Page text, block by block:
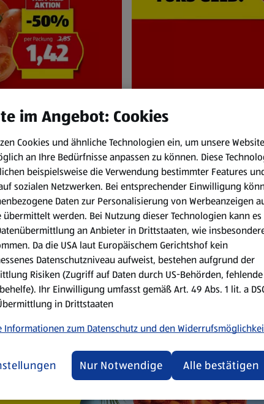
Sa. 8.8.
HOFER
Immer zum
im Angebot: Cookies
Cookies und ähnliche Technologien ein, um unsere Website
an Ihre Bedürfnisse anpassen zu können. Diese
beispielsweise die Verwendung bestimmter Features
sozialen Netzwerken. Bei entsprechender Einwilligung
Daten zur Personalisierung von Werbeanzeigen
übermittelt werden. Bei Nutzung dieser Technologien kann es
an Anbieter in Drittstaaten, wie
Da die USA laut Europäischem Gerichtshof kein
Datenschutzniveau aufweist, bestehen aufgrund der
Risiken (Zugriff auf Daten durch US-Behörden, fehlende
Ihr Einwilligung umfasst gemäß Art. 49 Abs. 1 lit. a
in Drittstaaten
Informationen zum Datenschutz und den
Nur Notwendige Alle bestätigen